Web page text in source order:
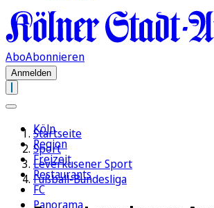
AboAbonnieren
Anmelden
Köln
Region
Freizeit
Restaurants
FC
Panorama
Startseite
Sport
Leverkusener Sport
Fußball-Bundesliga